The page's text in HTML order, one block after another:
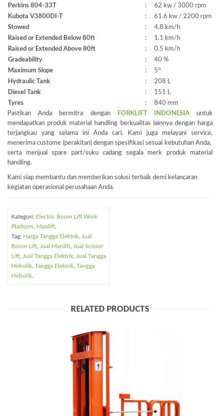
Perkins 804-33T
:
62 kw / 3000 rpm
Kubota V3800DI-T
:
61.6 kw / 2200 rpm
Stowed
:
4.8 km/h
Raised or Extended Below 80ft
:
1.1 km/h
Raised or Extended Above 80ft
:
0.5 km/h
Gradeability
:
40 %
Maximum Slope
: 5o
Hydraulic Tank :
208 L
Diesel Tank
:
151 L
Tyres
:
840 mm
Pastikan Anda bermitra dengan
FORKLIFT INDONESIAuntuk
mendapatkan produk material handling berkualitas lainnya dengan harga
terjangkau yang selama ini Anda cari. Kami juga melayani service,
menerima custome (perakitan) dengan spesifikasi sesuai kebutuhan Anda,
serta menjual spare part/suku cadang segala merk produk material
handling.
Kami siap membantu dan memberikan solusi terbaik demi kelancaran
kegiatan operasional perusahaan Anda.
Kategori: Electric Boom Lift Work
Platform
Manlift
Tag: Harga Tangga Elektrik
Jual
Boom Lift
Jual Manlift
Jual Scissor
Lift
Jual Tangga Elektrik
Jual Tangga
Hidrolik Tangga Elektrik Tangga
Hidrolik
RELATED PRODUCTS